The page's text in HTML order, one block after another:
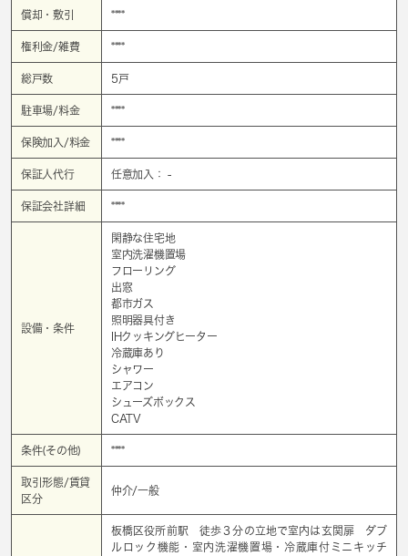
償却・敷引 ****
権利金/雑費 ****
総戸数 5戸
駐車場/料金 ****
保険加入/料金 ****
保証人代行 任意加入： -
保証会社詳細 ****
設備・条件
閑静な住宅地
室内洗濯機置場
フローリング
出窓
都市ガス
照明器具付き
IHクッキングヒーター
冷蔵庫あり
シャワー
エアコン
シューズボックス
CATV
条件(その他) ****
取引形態/賃貸
区分
仲介/一般
板橋区役所前駅 徒歩３分の立地で室内は玄関扉 ダブ
ルロック機能・室内洗濯機置場・冷蔵庫付ミニキッチ